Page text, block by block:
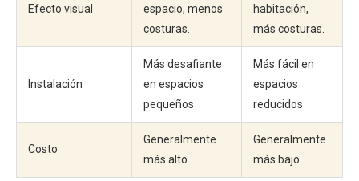
Efecto visual
espacio, menos
costuras.
habitación,
más costuras.
Instalación
Más desafiante
en espacios
pequeños
Más fácil en
espacios
reducidos
Costo
Generalmente
más alto
Generalmente
más bajo